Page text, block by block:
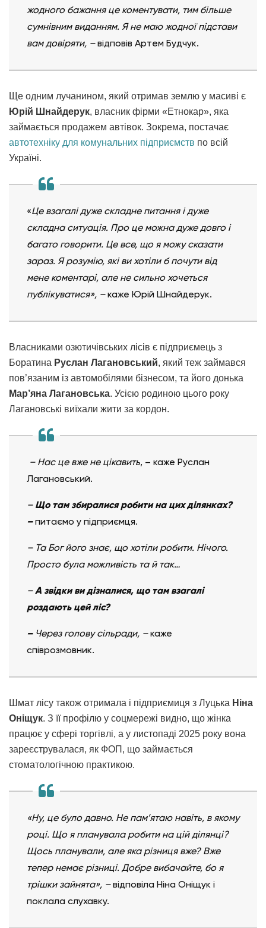
жодного бажання це коментувати, тим більше
сумнівним виданням. Я не маю жодної підстави
вам довіряти, –відповів Артем Будчук.
Ще одним лучанином, який отримав землю у масиві є
Юрій Шнайдерук, власник фірми «Етнокар», яка
займається продажем автівок. Зокрема, постачає
автотехніку для комунальних підприємств по всій
Україні.
«Це взагалі дуже складне питання і дуже
складна ситуація. Про це можна дуже довго і
багато говорити. Це все, що я можу сказати
зараз. Я розумію, які ви хотіли б почути від
мене коментарі, але не сильно хочеться
публікуватися», – каже Юрій Шнайдерук.
Власниками озютичівських лісів є підприємець з
Боратина Руслан Лагановський, який теж займався
пов’язаним із автомобілями бізнесом, та його донька
Мар’яна Лагановська. Усією родиною цього року
Лагановські виїхали жити за кордон.
– Нас це вже не цікавить, – каже Руслан
Лагановський.
–Що там збиралися робити на цих ділянках?
–питаємо у підприємця.
– Та Бог його знає, що хотіли робити. Нічого.
Просто була можливість та й так…
–А звідки ви дізналися, що там взагалі
роздають цей ліс?
– Через голову сільради, – каже
співрозмовник.
Шмат лісу також отримала і підприємиця з Луцька Ніна
Оніщук. З її профілю у соцмережі видно, що жінка
працює у сфері торгівлі, а у листопаді 2025 року вона
зареєструвалася, як ФОП, що займається
стоматологічною практикою.
«Ну, це було давно. Не пам’ятаю навіть, в якому
році. Що я планувала робити на цій ділянці?
Щось планували, але яка різниця вже? Вже
тепер немає різниці. Добре вибачайте, бо я
трішки зайнята», – відповіла Ніна Оніщук і
поклала слухавку.